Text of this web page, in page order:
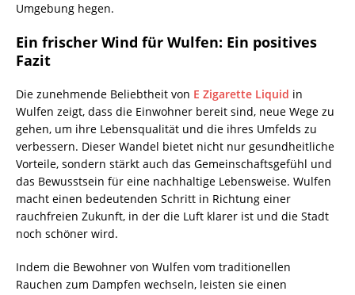
Umgebung hegen.
Ein frischer Wind für Wulfen: Ein positives
Fazit
Die zunehmende Beliebtheit von E Zigarette Liquid in
Wulfen zeigt, dass die Einwohner bereit sind, neue Wege zu
gehen, um ihre Lebensqualität und die ihres Umfelds zu
verbessern. Dieser Wandel bietet nicht nur gesundheitliche
Vorteile, sondern stärkt auch das Gemeinschaftsgefühl und
das Bewusstsein für eine nachhaltige Lebensweise. Wulfen
macht einen bedeutenden Schritt in Richtung einer
rauchfreien Zukunft, in der die Luft klarer ist und die Stadt
noch schöner wird.
Indem die Bewohner von Wulfen vom traditionellen
Rauchen zum Dampfen wechseln, leisten sie einen